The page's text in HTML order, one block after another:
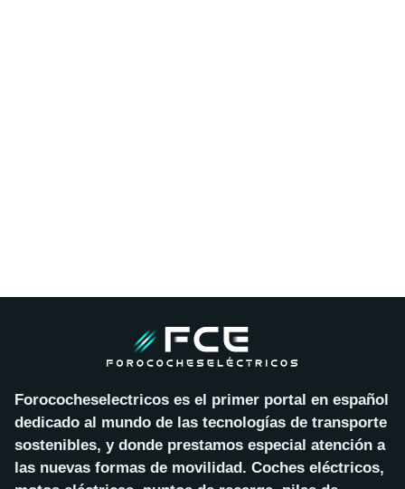
Forococheselectricos es el primer portal en español
dedicado al mundo de las tecnologías de transporte
sostenibles, y donde prestamos especial atención a
las nuevas formas de movilidad. Coches eléctricos,